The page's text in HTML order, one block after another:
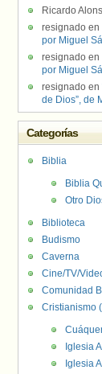
Ricardo
resignado en
por Miguel
resignado en
por Miguel
resignado en
de Dios”, de
Categorías
Biblia
Biblia
Otro
Biblioteca
Budismo
Caverna
Cine/TV/
Comunidad
Cristianismo
Iglesia
Iglesia